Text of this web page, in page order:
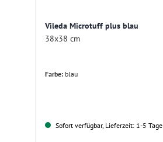
Vileda Microtuff plus blau
38x38 cm
Farbe: blau
Sofort verfügbar, Lieferzeit: 1-5 Tage